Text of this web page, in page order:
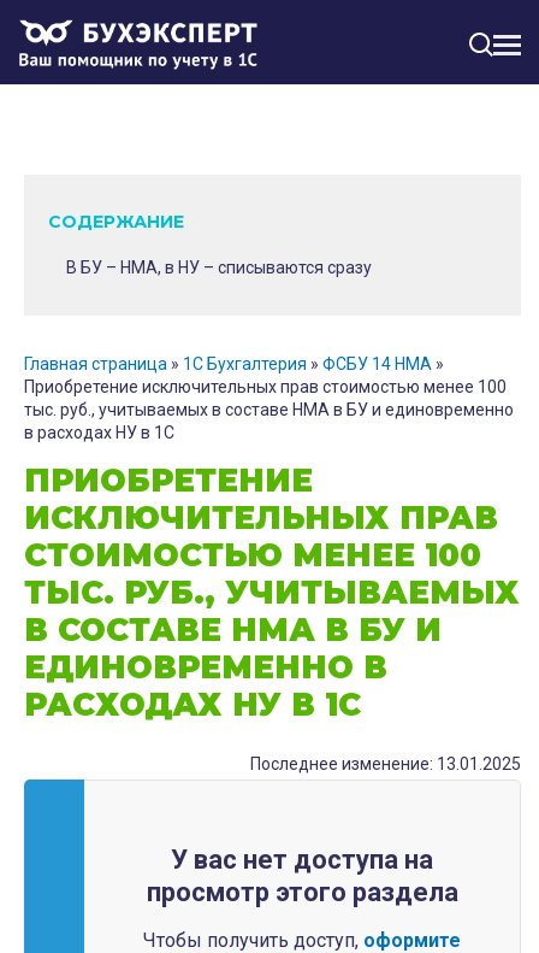
Главная страница » 1С Бухгалтерия » ФСБУ 14 НМА »
Приобретение исключительных прав стоимостью менее 100
тыс. руб., учитываемых в составе НМА в БУ и единовременно
в расходах НУ в 1С
ПРИОБРЕТЕНИЕ
ИСКЛЮЧИТЕЛЬНЫХ ПРАВ
СТОИМОСТЬЮ МЕНЕЕ 100
ТЫС. РУБ., УЧИТЫВАЕМЫХ
В СОСТАВЕ НМА В БУ И
ЕДИНОВРЕМЕННО В
РАСХОДАХ НУ В 1С
Последнее изменение: 13.01.2025
У вас нет доступа на
просмотр этого раздела
Чтобы получить доступ, оформите
СОДЕРЖАНИЕ
В БУ – НМА, в НУ – списываются сразу